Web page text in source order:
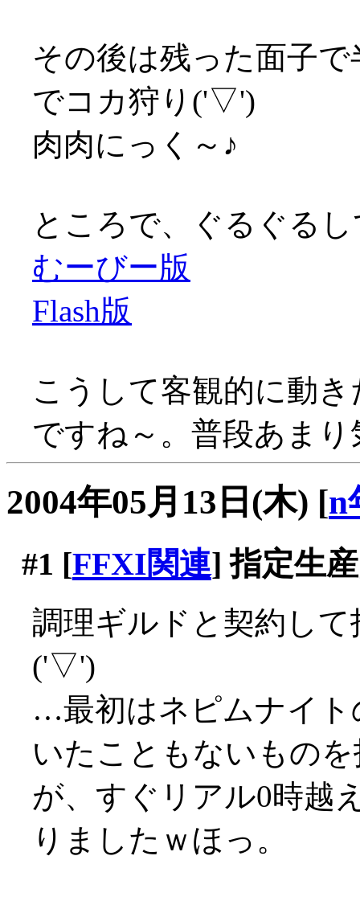
その後は残った面子
でコカ狩り('▽')
肉肉にっく～♪
ところで、ぐるぐる
むーびー版
Flash版
こうして客観的に動
ですね～。普段あま
2004年05月13日(木) [n
#1 [FFXI関連] 指定生
調理ギルドと契約し
('▽')
…最初はネピムナイト
いたこともないもの
が、すぐリアル0時越
りましたｗほっ。